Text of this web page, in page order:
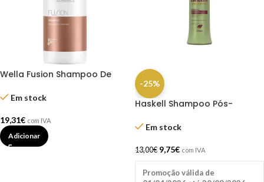
Wella Fusion Shampoo De
Em stock
19,31€ com IVA
Adicionar
-25%
Haskell Shampoo Pós-
Em stock
13,00€ 9,75€ com IVA
Promoção válida de